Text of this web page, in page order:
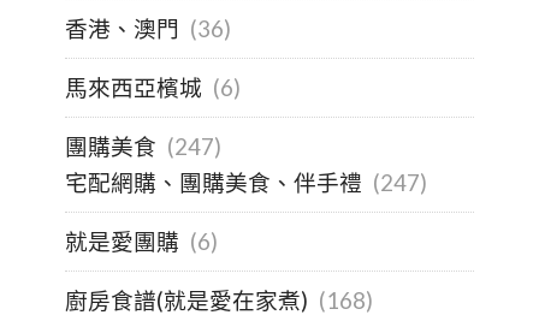
香港、澳門 (36)
馬來西亞檳城 (6)
團購美食 (247)
宅配網購、團購美食、伴手禮 (247)
就是愛團購 (6)
廚房食譜(就是愛在家煮) (168)